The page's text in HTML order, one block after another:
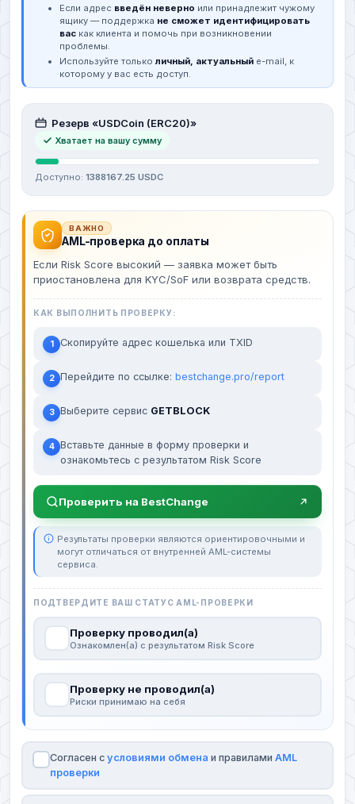
Если адрес введён неверно или принадлежит чужому
ящику — поддержка не сможет идентифицировать
вас как клиента и помочь при возникновении
проблемы.
Используйте тольколичный, актуальный e-mail, к
которому у вас есть доступ.
Резерв «USDCoin (ERC20)»
Хватает на вашу сумму
Доступно: 1388167.25 USDC
ВАЖНО
AML-проверка до оплаты
Если Risk Score высокий — заявка может быть
приостановлена для KYC/SoF или возврата средств.
КАК ВЫПОЛНИТЬ ПРОВЕРКУ:
1 Скопируйте адрес кошелька или TXID
2 Перейдите по ссылке: bestchange.pro/report
3 Выберите сервис GETBLOCK
4 Вставьте данные в форму проверки и
ознакомьтесь с результатом Risk Score
Проверить на BestChange
Результаты проверки являются ориентировочными и
могут отличаться от внутренней AML-системы
сервиса.
ПОДТВЕРДИТЕ ВАШ СТАТУС AML-ПРОВЕРКИ
Проверку проводил(а)
Ознакомлен(а) с результатом Risk Score
Проверку не проводил(а)
Риски принимаю на себя
Согласен с условиями обмена и правилами AML
проверки